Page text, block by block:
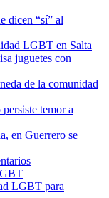
dicen “sí” al
LGBT en Salta
juguetes con
de la comunidad
temor a
en Guerrero se
LGBT para